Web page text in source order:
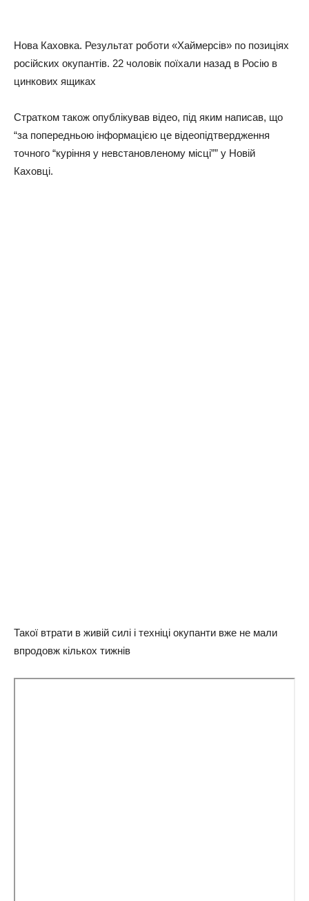
Нова Каховка. Результат роботи «Хаймерсів» по позиціях
російских окупантів. 22 чоловік поїхали назад в Росію в
цинкових ящиках
Стратком також опублікував відео, під яким написав, що
“за попередньою інформацією це відеопідтвердження
точного “куріння у невстановленому місці”” у Новій
Каховці.
Такої втрати в живій силі і техніці окупанти вже не мали
впродовж кількох тижнів